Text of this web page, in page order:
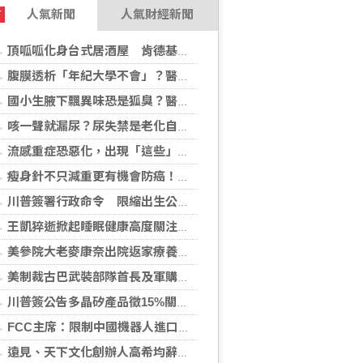
人氣新聞 人氣財經新聞
頂呱呱化身台式居酒屋 肯德基聯名EVA攻漫迷
腹膜透析「年紀大學不會」？醫：年齡並非限制 評估還要看3面向
國小生腋下飄異味恐是狐臭？醫：若伴青春期徵象應評估性早熟
咳一聲就漏尿？尿失禁是老化自然現象？醫揭：不同尿失禁的治療方式
流感重症恐惡化，出現「這些」症狀別再等！醫籲：別因非流感季就掉以輕心
瘦身針不只減重更有機會防癌！無糖尿病肥胖者使用GLP-1藥物 罹癌風險顯著下降
川普簽署行政命令 限縮出生公民權並禁生育旅遊
王凱猝逝掀起睡眠健康高度關注！醫籲：最危險的不是熬夜，而是「這個」錯覺
美參院大老麥康奈出院返家療養 未透露何時重返國會
美制裁古巴武裝部隊首長及軍購網絡 駐中俄武官在列
川普簽公告多晶矽產品徵15%關稅 設定最低進口價
FCC主席：限制中國機器人進口 旨在提振美國產能
遠見、天下文化創辦人高希均辭世 留下華人世界珍貴思想遺產